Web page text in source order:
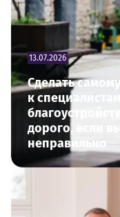
13.07.2026
Сделать
к
дорого, если
неправильно